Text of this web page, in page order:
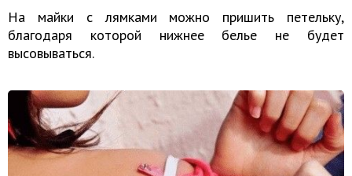
На майки с лямками можно пришить петельку,
благодаря которой нижнее белье не будет
высовываться.